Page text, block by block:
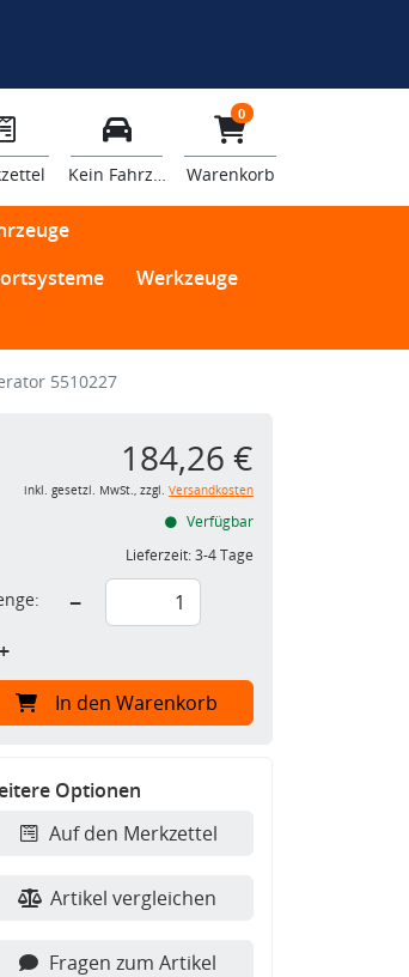
Kein Fahrzeug
0
Warenkorb
Werkzeuge
5510227
184,26 €
inkl. gesetzl. MwSt., zzgl. Versandkosten
Verfügbar
Lieferzeit:3-4 Tage
−
In den Warenkorb
Optionen
Auf den Merkzettel
Artikel vergleichen
Fragen zum Artikel